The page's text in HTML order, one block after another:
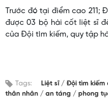
Trước đó tại điểm cao 211;
được 03 bộ hài cốt liệt sĩ
của Đội tìm kiếm, quy tập
Tags: Liệt sĩ Đội tìm kiếm
thân nhân
an táng phong